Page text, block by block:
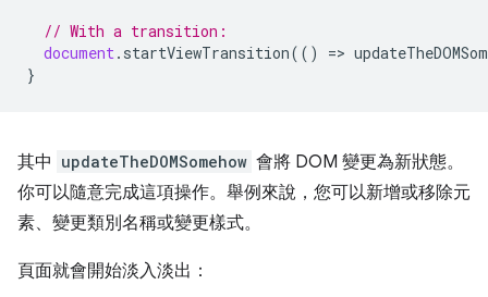
// With a transition:
document. startViewTransition(() =>
}
其中 updateTheDOMSomehow 會將 DOM 變更為新狀態。
你可以隨意完成這項操作。舉例來說，您可以新增或移除元
素、變更類別名稱或變更樣式。
頁面就會開始淡入淡出：